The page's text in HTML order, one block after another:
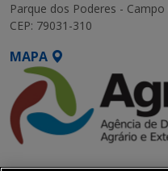
Parque dos Poderes -
CEP: 79031-310
MAPA